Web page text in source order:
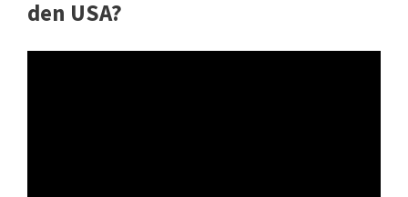
den USA?